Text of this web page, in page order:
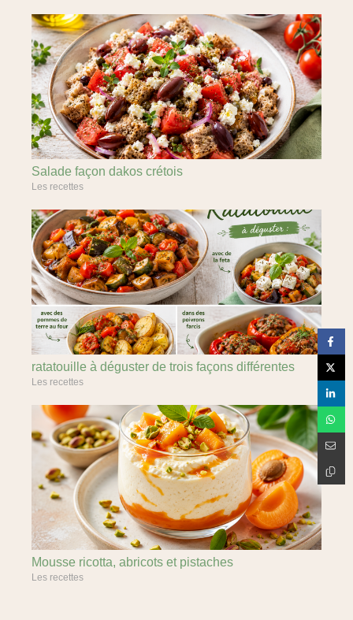
Salade façon dakos crétois
Les recettes
ratatouille à déguster de trois façons différentes
Les recettes
Mousse ricotta, abricots et pistaches
Les recettes